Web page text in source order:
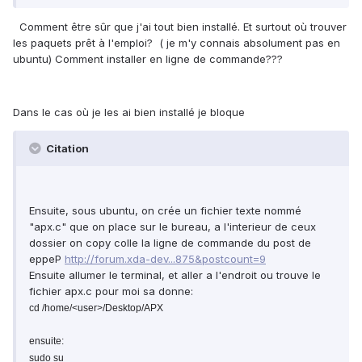
Comment être sûr que j'ai tout bien installé. Et surtout où trouver
les paquets prêt à l'emploi? ( je m'y connais absolument pas en
ubuntu) Comment installer en ligne de commande???
Dans le cas où je les ai bien installé je bloque
Citation
Ensuite, sous ubuntu, on crée un fichier texte nommé
"apx.c" que on place sur le bureau, a l'interieur de ceux
dossier on copy colle la ligne de commande du post de
eppeP http://forum.xda-dev...875&postcount=9
Ensuite allumer le terminal, et aller a l'endroit ou trouve le
fichier apx.c pour moi sa donne:
cd /home/<user>/Desktop/APX
ensuite:
sudo su